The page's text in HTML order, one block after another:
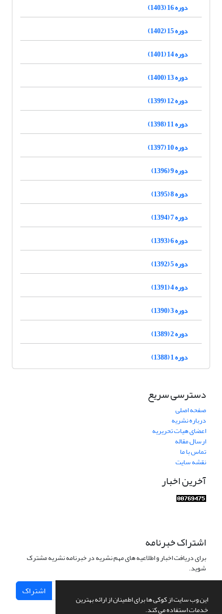
این وب سایت از کوکی ها برای اطمینان از ارائه بهترین
خدمات استفاده می کند.
دوره 16 (1403)
دوره 15 (1402)
دوره 14 (1401)
دوره 13 (1400)
دوره 12 (1399)
دوره 11 (1398)
دوره 10 (1397)
دوره 9 (1396)
دوره 8 (1395)
دوره 7 (1394)
دوره 6 (1393)
دوره 5 (1392)
دوره 4 (1391)
دوره 3 (1390)
دوره 2 (1389)
دوره 1 (1388)
دسترسی سریع
صفحه اصلی
درباره نشریه
اعضای هیات تحریریه
ارسال مقاله
تماس با ما
نقشه سایت
آخرین اخبار
اشتراک خبرنامه
برای دریافت اخبار و اطلاعیه های مهم نشریه در خبرنامه نشریه مشترک
شوید.
اشتراک